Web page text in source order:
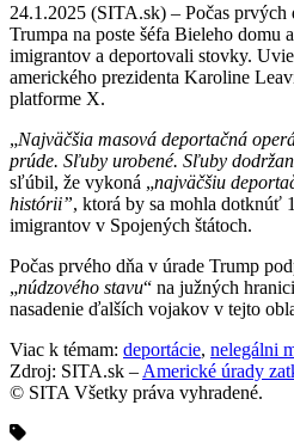
24.1.2025 (SITA.sk) – Počas prvých
Trumpa na poste šéfa Bieleho domu
imigrantov a deportovali stovky.
amerického prezidenta Karoline
platforme X.
„Najväčšia masová deportačná
prúde. Sľuby urobené. Sľuby
sľúbil, že vykoná „najväčšiu
histórii”, ktorá by sa mohla dotknúť
imigrantov v Spojených štátoch.
Počas prvého dňa v úrade Trump
„núdzového stavu“ na južných
nasadenie ďalších vojakov v tejto
Viac k témam: deportácie, nelegálni
Zdroj: SITA.sk – Americké úrady
© SITA Všetky práva vyhradené.